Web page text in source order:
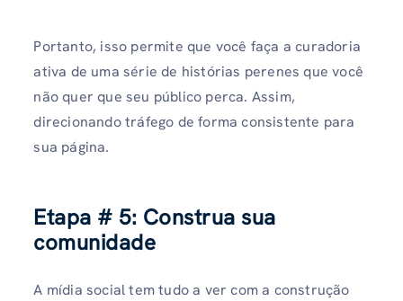
Portanto, isso permite que você faça a curadoria
ativa de uma série de histórias perenes que você
não quer que seu público perca. Assim,
direcionando tráfego de forma consistente para
sua página.
Etapa # 5: Construa sua
comunidade
A mídia social tem tudo a ver com a construção